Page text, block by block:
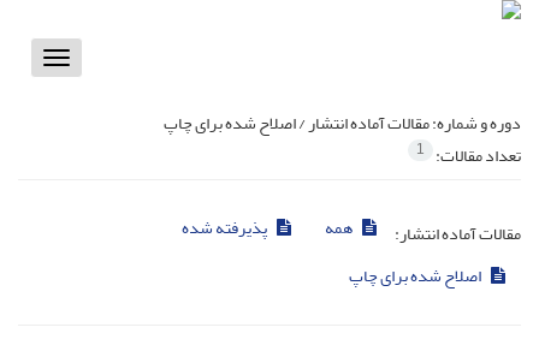
Toggle
دوره و شماره:مقالات آماده انتشار / اصلاح شده برای چاپ
تعداد مقالات: 1
مقالات آماده انتشار: همه
پذیرفته شده
اصلاح شده برای چاپ